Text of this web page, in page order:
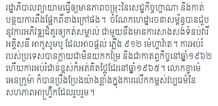
រដ្ឋាភិបាលព្យាយាម​ធ្វើឲ្យមានភាពចម្រុះ​នៃ​សេដ្ឋកិច្ច​ហ្គាណា និងកាត់
បន្ថយការពឹងផ្អែក​ពី​ខាង​ក្រៅ​ផង។ ចំណែកហេដ្ឋារចនា​សម្ព័ន្ធ​បាន​ជួប​
នូវការអភិវឌ្ឍដ៏គួរឲ្យកត់សម្គាល់​ ជាមួយ​នឹង​មាន​ការ​សាងសង់​ទំនប់វារី
អគ្គិសនី អាកូសូមបូ ដែលអាចផ្តល់ ភ្លើង ៩១២ ម៉េហ្គាវ៉ាត។ ការ​អប់រំ
របស់ប្រទេសបានក្លាយ​ជាមិន​យក​កម្រៃ និងជាកាតព្វកិច្ចនៅឆ្នាំ១៩៦២
ហើយការអប់រំ​ជាន់​ខ្ពស់ក៏អត់គិតថ្លៃដែរនៅឆ្នាំ១៩៦៥។ លោកខ្វាម៉េ
អេនក្រូម៉ា ក៏បានប្រឹងប្រែងយ៉ាងខ្លាំង​ក្នុង​ការលើកកម្ពស់វប្បធម៌នៃ​
សហភាព​អាហ្វ្រ៊ិកដែលរួបរួម។